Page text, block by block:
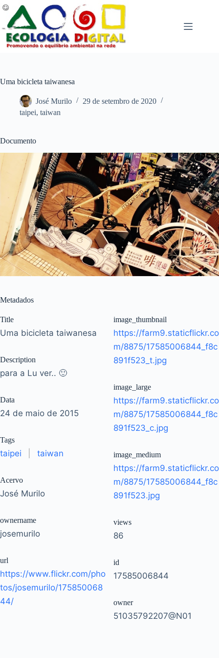
Pular
para
conteúdo
Uma bicicleta taiwanesa
José Murilo
29 de setembro de 2020
taipei, taiwan
Documento
Metadados
Title
Uma bicicleta taiwanesa
Description
para a Lu ver.. 🙂
Data
24 de maio de 2015
Tags
taipei taiwan
Acervo
José Murilo
ownername
josemurilo
url
https://www.flickr.com/pho
tos/josemurilo/175850068
44/
image_thumbnail
https://farm9.staticflickr.co
m/8875/17585006844_f8c
891f523_t.jpg
image_large
https://farm9.staticflickr.co
m/8875/17585006844_f8c
891f523_c.jpg
image_medium
https://farm9.staticflickr.co
m/8875/17585006844_f8c
891f523.jpg
views
86
id
17585006844
owner
51035792207@N01